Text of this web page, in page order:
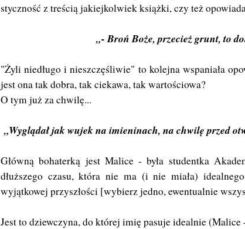
styczność z treścią jakiejkolwiek książki, czy też
„- Broń Boże, przecież grunt, to
"Żyli niedługo i nieszczęśliwie" to kolejna wspaniała
jest ona tak dobra, tak ciekawa, tak wartościowa?
O tym już za chwilę...
„Wyglądał jak wujek na imieninach, na chwilę przed
Główną bohaterką jest Malice - była studentka
dłuższego czasu, która nie ma (i nie miała)
wyjątkowej przyszłości [wybierz jedno, ewentualnie
Jest to dziewczyna, do której imię pasuje idealnie